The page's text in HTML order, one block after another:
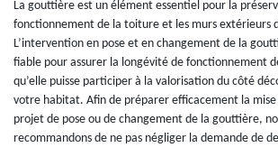
La gouttière est un élément essentiel pour la
fonctionnement de la toiture et les murs extérieurs
L’intervention en pose et en changement de la
fiable pour assurer la longévité de fonctionnement
qu’elle puisse participer à la valorisation du côté
votre habitat. Afin de préparer efficacement la
projet de pose ou de changement de la gouttière,
recommandons de ne pas négliger la demande de